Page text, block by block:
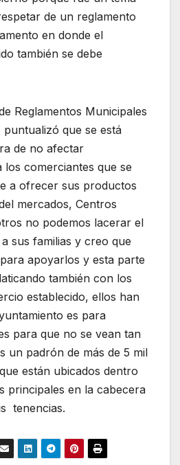
de un reglamento
en donde el
también se debe
Reglamentos Municipales
que se está
de no afectar
los comerciantes que se
a ofrecer sus productos
mercados, Centros
no podemos lacerar el
sus familias y creo que
apoyarlos y esta parte
también con los
establecido, ellos han
es para
para que no se vean tan
un padrón de más de 5 mil
están ubicados dentro
principales en la cabecera
tenencias.